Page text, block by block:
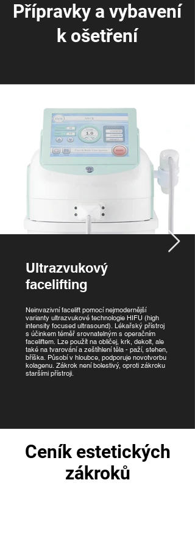
Přípravky a vybavení
k ošetření
Ultrazvukový
facelifting
Neinvazivní facelift pomocí nejmodernější
varianty ultrazvukové technologie HIFU (high
intensity focused ultrasound). Lékařský přístroj
s účinkem téměř srovnatelným s operačním
faceliftem. Lze použít na obličej, krk, dekolt, ale
také na tvarování a zeštíhlení těla - paží, stehen,
bříška. Působí v hloubce, podporuje novotvorbu
kolagenu. Zákrok není bolestivý, oproti zákroku
staršími přístroji.
Ceník estetických
zákroků